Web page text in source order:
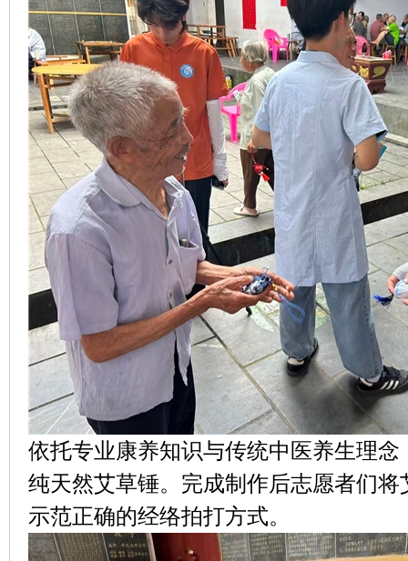
依托专业康养知识与传统中医养生理
纯天然艾草锤。完成制作后志愿者们
示范正确的经络拍打方式。